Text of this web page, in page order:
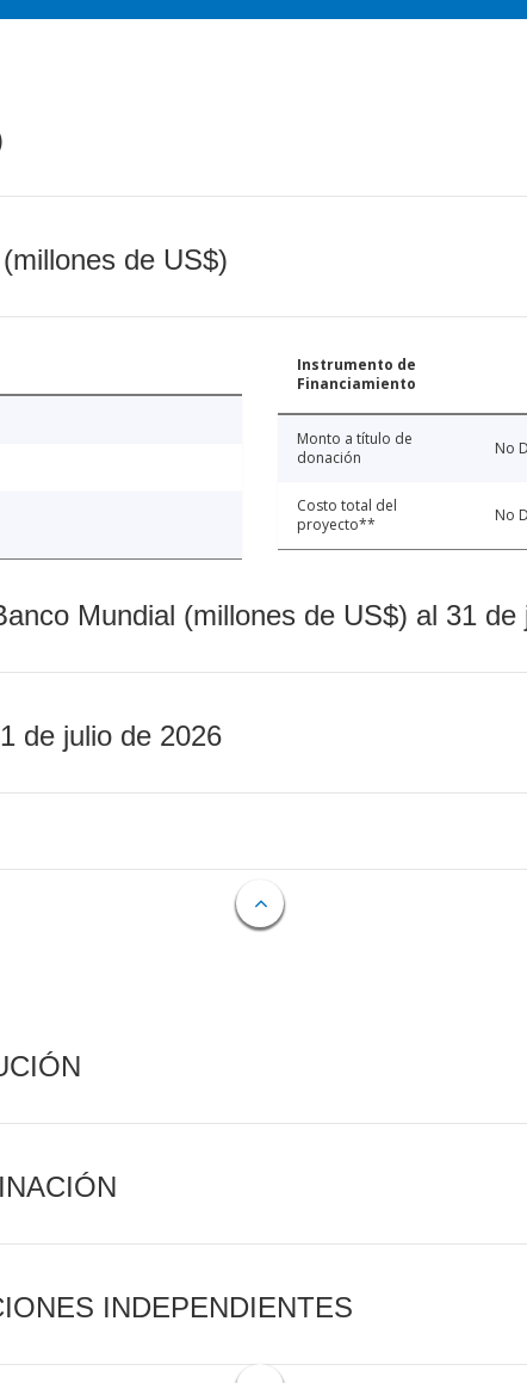
de US$)
Instrumento de
Financiamiento
Monto a título de
donación
No
Costo total del
proyecto**
No
Mundial (millones de US$) al 31 de
de julio de 2026
INDEPENDIENTES